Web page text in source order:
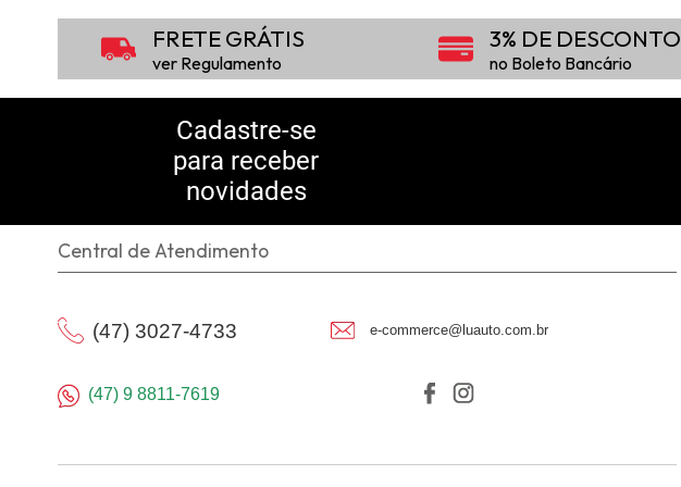
FRETE GRÁTIS
ver Regulamento
3% DE DESCONTO
no Boleto Bancário
Cadastre-se
para receber
novidades
Central de Atendimento
(47) 3027-4733 e-commerce@luauto.com.br
(47) 9 8811-7619